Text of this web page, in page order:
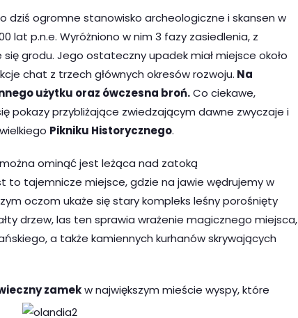
dziś ogromne stanowisko archeologiczne i skansen w
lat p.n.e. Wyróżniono w nim 3 fazy zasiedlenia, z
grodu. Jego ostateczny upadek miał miejsce około
chat z trzech głównych okresów rozwoju. Na
użytku oraz ówczesna broń.Co ciekawe,
pokazy przybliżające zwiedzającym dawne zwyczaje i
Pikniku Historycznego.
ominąć jest leżąca nad zatoką
to tajemnicze miejsce, gdzie na jawie wędrujemy w
oczom ukaże się stary kompleks leśny porośnięty
drzew, las ten sprawia wrażenie magicznego miejsca,
a także kamiennych kurhanów skrywających
zamekw największym mieście wyspy, które